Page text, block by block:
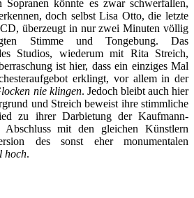
könnte es zwar schwerfallen,
doch selbst Lisa Otto, die letzte
überzeugt in nur zwei Minuten völlig
Stimme und Tongebung. Das
Studios, wiederum mit Rita Streich,
ist hier, dass ein einziges Mal
erklingt, vor allem in der
nie klingen. Jedoch bleibt auch hier
und Streich beweist ihre stimmliche
zu ihrer Darbietung der Kaufmann-
mit den gleichen Künstlern
des sonst eher monumentalen
hoch.